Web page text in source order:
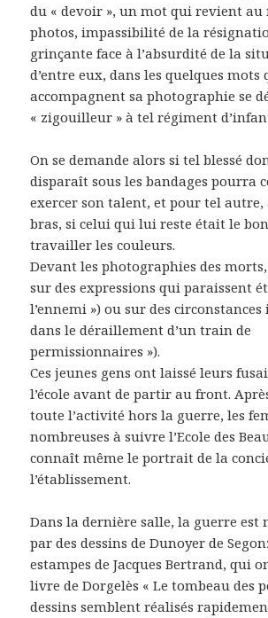
du « devoir », un mot qui revient au
photos, impassibilité de la
grinçante face à l’absurdité de la
d’entre eux, dans les quelques mots
accompagnent sa photographie se
« zigouilleur » à tel régiment
On se demande alors si tel blessé
disparaît sous les bandages pourra
exercer son talent, et pour tel autre,
bras, si celui qui lui reste était le
travailler les couleurs.
Devant les photographies des
sur des expressions qui paraissent
l’ennemi ») ou sur des
dans le déraillement d’un train de
permissionnaires »).
Ces jeunes gens ont laissé leurs
l’école avant de partir au front.
toute l’activité hors la guerre, les
nombreuses à suivre l’Ecole des
connaît même le portrait de la
l’établissement.
Dans la dernière salle, la guerre est
par des dessins de Dunoyer de
estampes de Jacques Bertrand, qui
livre de Dorgelès « Le tombeau des
dessins semblent réalisés